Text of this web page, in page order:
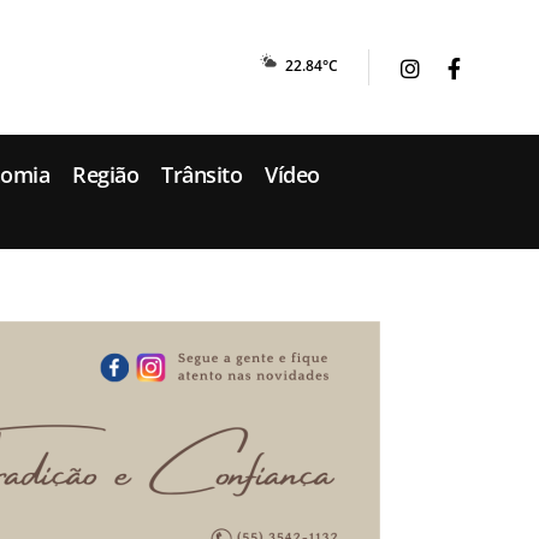
22.84°C
Região Trânsito Vídeo